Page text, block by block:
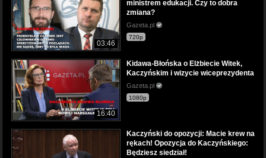
03:46
ministrem edukacji. Czy to dobra
zmiana?
Gazeta.pl
720p
16:40
Kidawa-Błońska o Elżbiecie Witek,
Kaczyńskim i wizycie wiceprezydenta
Gazeta.pl
1080p
Kaczyński do opozycji: Macie krew na
rękach! Opozycja do Kaczyńskiego:
Będziesz siedział!